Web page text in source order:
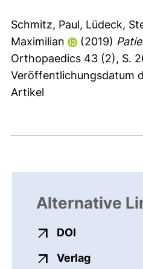
Schmitz, Paul, Lüdeck,
Maximilian
(2019)
Orthopaedics 43 (2), S.
Veröffentlichungsdatum
Artikel
Alternative
DOI
Verlagexterner